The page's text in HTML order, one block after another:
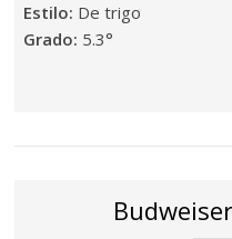
Estilo: De trigo
Grado: 5.3°